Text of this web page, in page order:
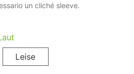
un cliché sleeve.
Leise